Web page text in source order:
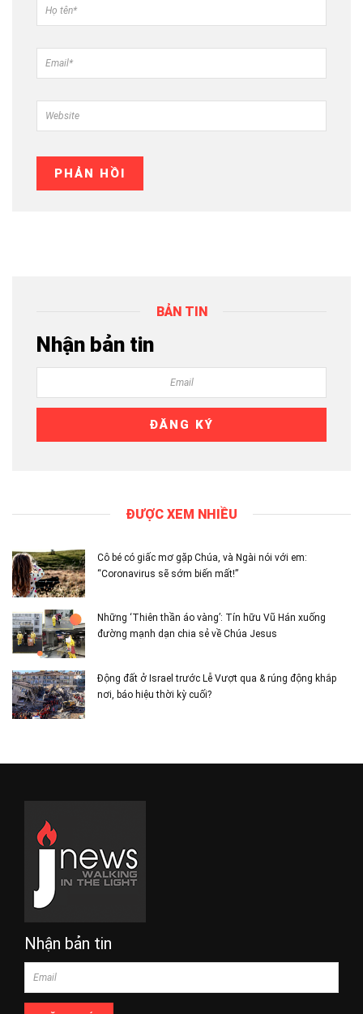
BẢN TIN
Nhận bản tin
ĐƯỢC XEM NHIỀU
Cô bé có giấc mơ gặp Chúa, và Ngài nói với em:
“Coronavirus sẽ sớm biến mất!”
Những ‘Thiên thần áo vàng’: Tín hữu Vũ Hán xuống
đường mạnh dạn chia sẻ về Chúa Jesus
Động đất ở Israel trước Lễ Vượt qua & rúng động khắp
nơi, báo hiệu thời kỳ cuối?
Nhận bản tin